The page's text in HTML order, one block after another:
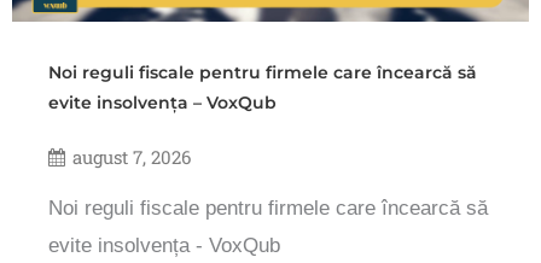
Noi reguli fiscale pentru firmele care încearcă să
evite insolvența – VoxQub
august 7, 2026
Noi reguli fiscale pentru firmele care încearcă să
evite insolvența - VoxQub